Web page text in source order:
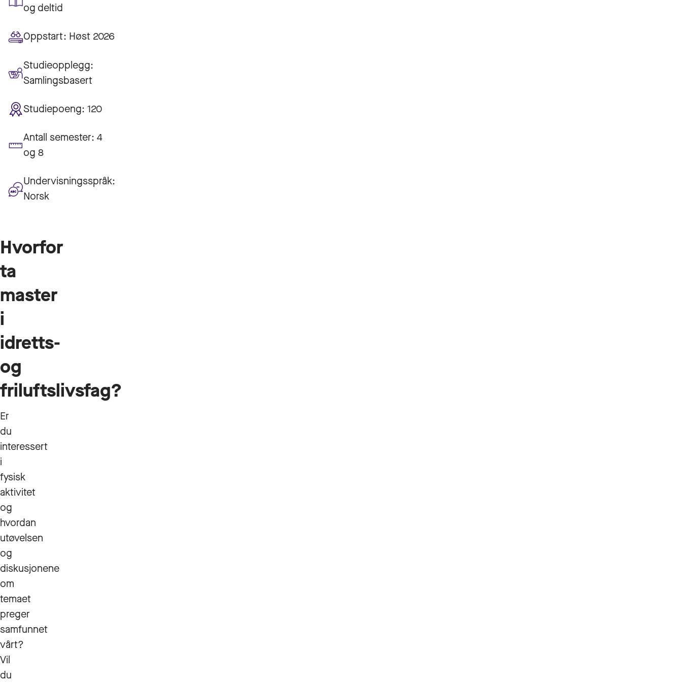
og deltid
Oppstart: Høst 2026
Studieopplegg:
Samlingsbasert
Studiepoeng: 120
Antall semester: 4
og 8
Undervisningsspråk:
Norsk
Hvorfor
ta
master
i
idretts-
og
friluftslivsfag?
Er
du
interessert
i
fysisk
aktivitet
og
hvordan
utøvelsen
og
diskusjonene
om
temaet
preger
samfunnet
vårt?
Vil
du